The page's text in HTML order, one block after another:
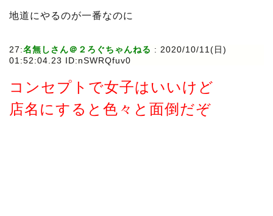
地道にやるのが一番なのに
27:名無しさん＠２ろぐちゃんねる : 2020/10/11(日)
01:52:04.23 ID:nSWRQfuv0
コンセプトで女子はいいけど
店名にすると色々と面倒だぞ